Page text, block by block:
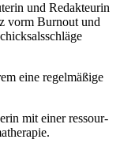
und Redak­teurin
vorm Burnout und
eine regelmäßige
mit einer ressour­